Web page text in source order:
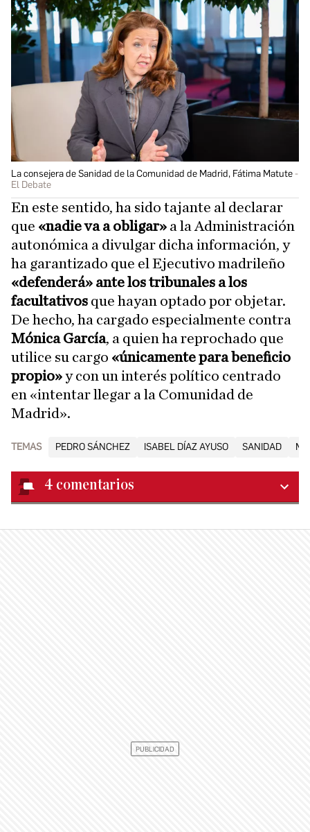
La consejera de Sanidad de la Comunidad de Madrid, Fátima Matute
El Debate
En este sentido, ha sido tajante al declarar
que «nadie va a obligar» a la Administración
autonómica a divulgar dicha información, y
ha garantizado que el Ejecutivo madrileño
«defenderá» ante los tribunales a los
facultativos que hayan optado por objetar.
De hecho, ha cargado especialmente contra
Mónica García, a quien ha reprochado que
utilice su cargo «únicamente para beneficio
propio»y con un interés político centrado
en «intentar llegar a la Comunidad de
Madrid».
TEMAS PEDRO SÁNCHEZ ISABEL DÍAZ AYUSO SANIDAD
4 comentarios